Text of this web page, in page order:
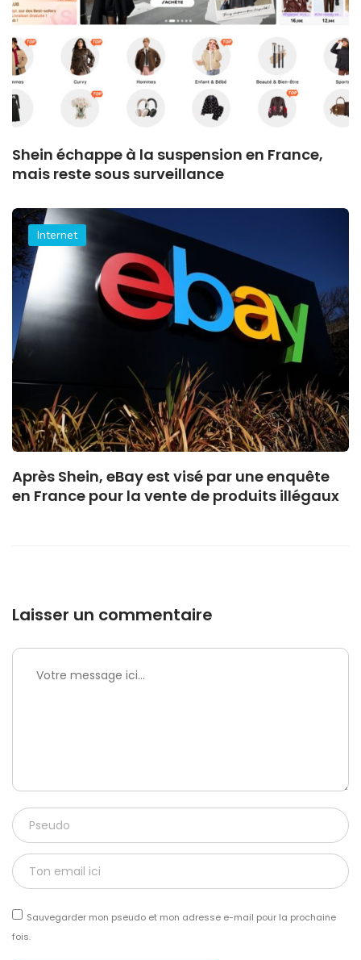
Shein échappe à la suspension en France,
mais reste sous surveillance
Internet
Après Shein, eBay est visé par une enquête
en France pour la vente de produits illégaux
Laisser un commentaire
Sauvegarder mon pseudo et mon adresse e-mail pour la prochaine
fois.